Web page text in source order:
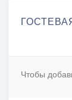
Чтобы